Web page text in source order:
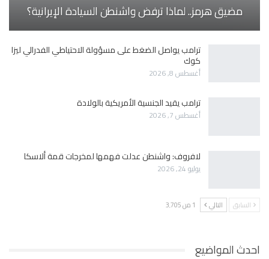
مضيق هرمز.. لماذا ترفض واشنطن السيادة الإيرانية؟
ترامب يواصل الضغط على مسؤولة الاحتياطي الفدرالي ليزا
كوك
أغسطس 8, 2026
ترامب يقيد الجنسية الأمريكية بالولادة
أغسطس 7, 2026
لافروف: واشنطن عدلت فهمها لمخرجات قمة ألاسكا
يوليو 24, 2026
السابق التالي 1 من 3٬705
احدث المواضيع